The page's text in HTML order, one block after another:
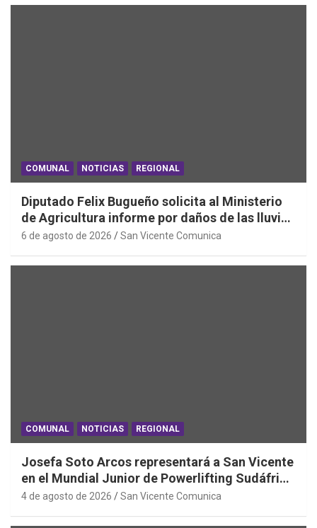
COMUNAL NOTICIAS REGIONAL
Diputado Felix Bugueño solicita al Ministerio
de Agricultura informe por daños de las lluvias
en la Región de O´Higgins
6 de agosto de 2026 San Vicente Comunica
COMUNAL NOTICIAS REGIONAL
Josefa Soto Arcos representará a San Vicente
en el Mundial Junior de Powerlifting Sudáfrica
2026
4 de agosto de 2026 San Vicente Comunica